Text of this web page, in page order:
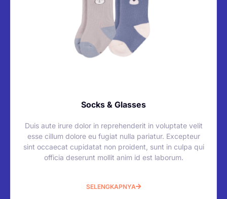
Socks & Glasses
Duis aute irure dolor in reprehenderit in voluptate velit
esse cillum dolore eu fugiat nulla pariatur. Excepteur
sint occaecat cupidatat non proident, sunt in culpa qui
officia deserunt mollit anim id est laborum.
SELENGKAPNYA